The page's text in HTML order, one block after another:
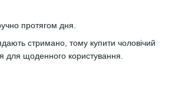
протягом дня.
стримано, тому купити чоловічий
для щоденного користування.